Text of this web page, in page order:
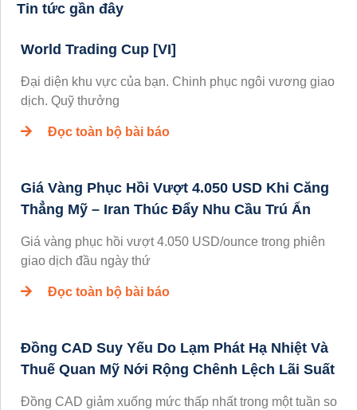
Tin tức gần đây
World Trading Cup [VI]
Đại diện khu vực của bạn. Chinh phục ngôi vương giao
dịch. Quỹ thưởng
Đọc toàn bộ bài báo
Giá Vàng Phục Hồi Vượt 4.050 USD Khi Căng
Thẳng Mỹ – Iran Thúc Đẩy Nhu Cầu Trú Ẩn
Giá vàng phục hồi vượt 4.050 USD/ounce trong phiên
giao dịch đầu ngày thứ
Đọc toàn bộ bài báo
Đồng CAD Suy Yếu Do Lạm Phát Hạ Nhiệt Và
Thuế Quan Mỹ Nới Rộng Chênh Lệch Lãi Suất
Đồng CAD giảm xuống mức thấp nhất trong một tuần so